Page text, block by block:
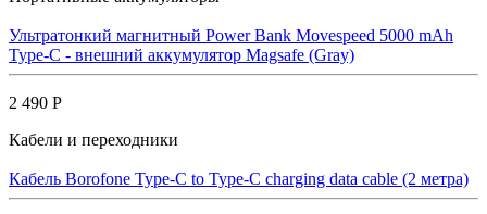
Ультратонкий магнитный Power Bank Movespeed 5000 mAh
Type-C - внешний аккумулятор Magsafe (Gray)
2 490 Р
Кабели и переходники
Кабель Borofone Type-C to Type-C charging data cable (2 метра)